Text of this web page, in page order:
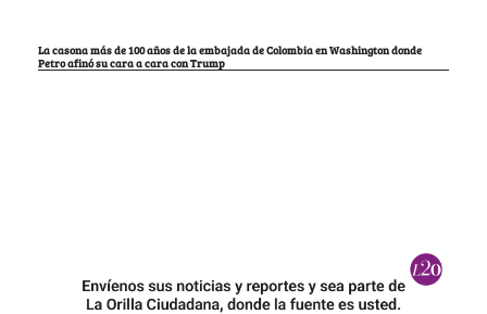
La casona más de 100 años de la embajada de Colombia en Washington donde
Petro afinó su cara a cara con Trump